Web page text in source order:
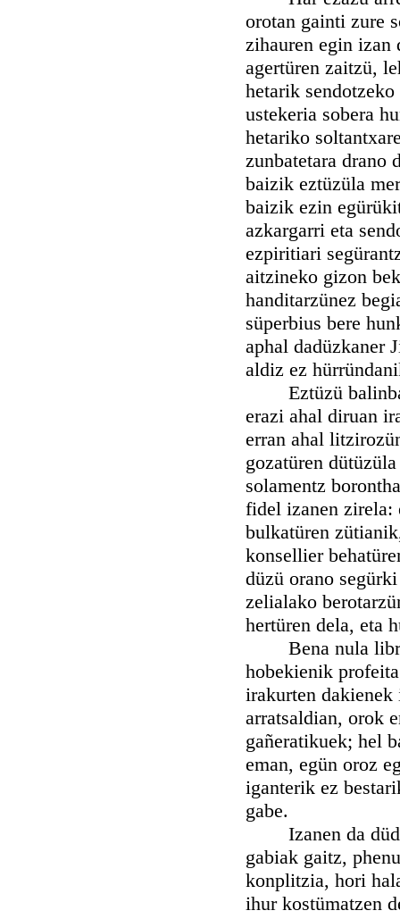
orotan gainti zure
zihauren egin izan
agertüren zaitzü,
hetarik
ustekeria sobera
hetariko
zunbatetara drano
baizik eztüzüla
baizik ezin
azkargarri eta
ezpiritiari
aitzineko gizon
handitarzünez
süperbius bere
aphal dadüzkaner
aldiz ez
Eztüzü balinba
erazi ahal diruan
erran ahal
gozatüren
solamentz
fidel izanen zirela:
bulkatüren
konsellier
düzü orano
zelialako
hertüren dela, eta
Bena nula librü
hobekienik
irakurten
arratsaldian, orok
gañeratikuek; hel
eman, egün oroz
iganterik ez
gabe.
Izanen da düda
gabiak gaitz,
konplitzia, hori
ihur kostümatzen